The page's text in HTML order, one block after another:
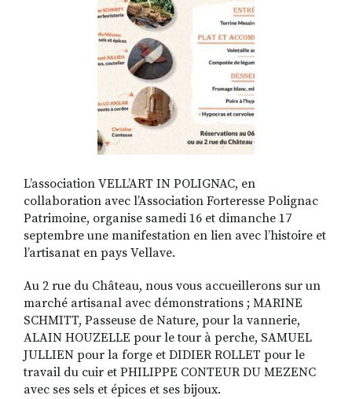
L’association VELL’ART IN POLIGNAC, en
collaboration avec l’Association Forteresse Polignac
Patrimoine, organise samedi 16 et dimanche 17
septembre une manifestation en lien avec l’histoire et
l’artisanat en pays Vellave.
Au 2 rue du Château, nous vous accueillerons sur un
marché artisanal avec démonstrations ; MARINE
SCHMITT, Passeuse de Nature, pour la vannerie,
ALAIN HOUZELLE pour le tour à perche, SAMUEL
JULLIEN pour la forge et DIDIER ROLLET pour le
travail du cuir et PHILIPPE CONTEUR DU MEZENC
avec ses sels et épices et ses bijoux.